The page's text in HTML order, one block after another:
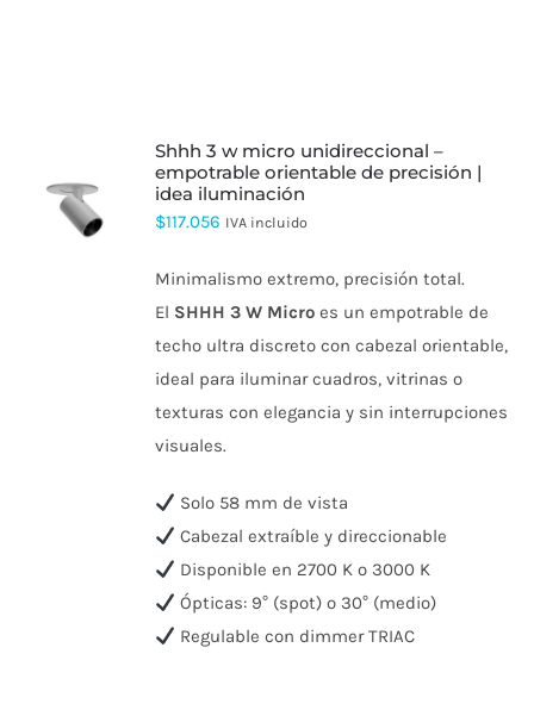
ESTE
PRODUCTO
VARIANTES.
PRODUCTO
shhh 3 w micro unidireccional –
empotrable orientable de precisión |
idea iluminación
$117.056 IVA incluido
Minimalismo extremo, precisión total.
El SHHH 3 W Micro es un empotrable de
techo ultra discreto con cabezal orientable,
ideal para iluminar cuadros, vitrinas o
texturas con elegancia y sin interrupciones
visuales.
Solo 58 mm de vista
Cabezal extraíble y direccionable
Disponible en 2700 K o 3000 K
Ópticas: 9° (spot) o 30° (medio)
Regulable con dimmer TRIAC